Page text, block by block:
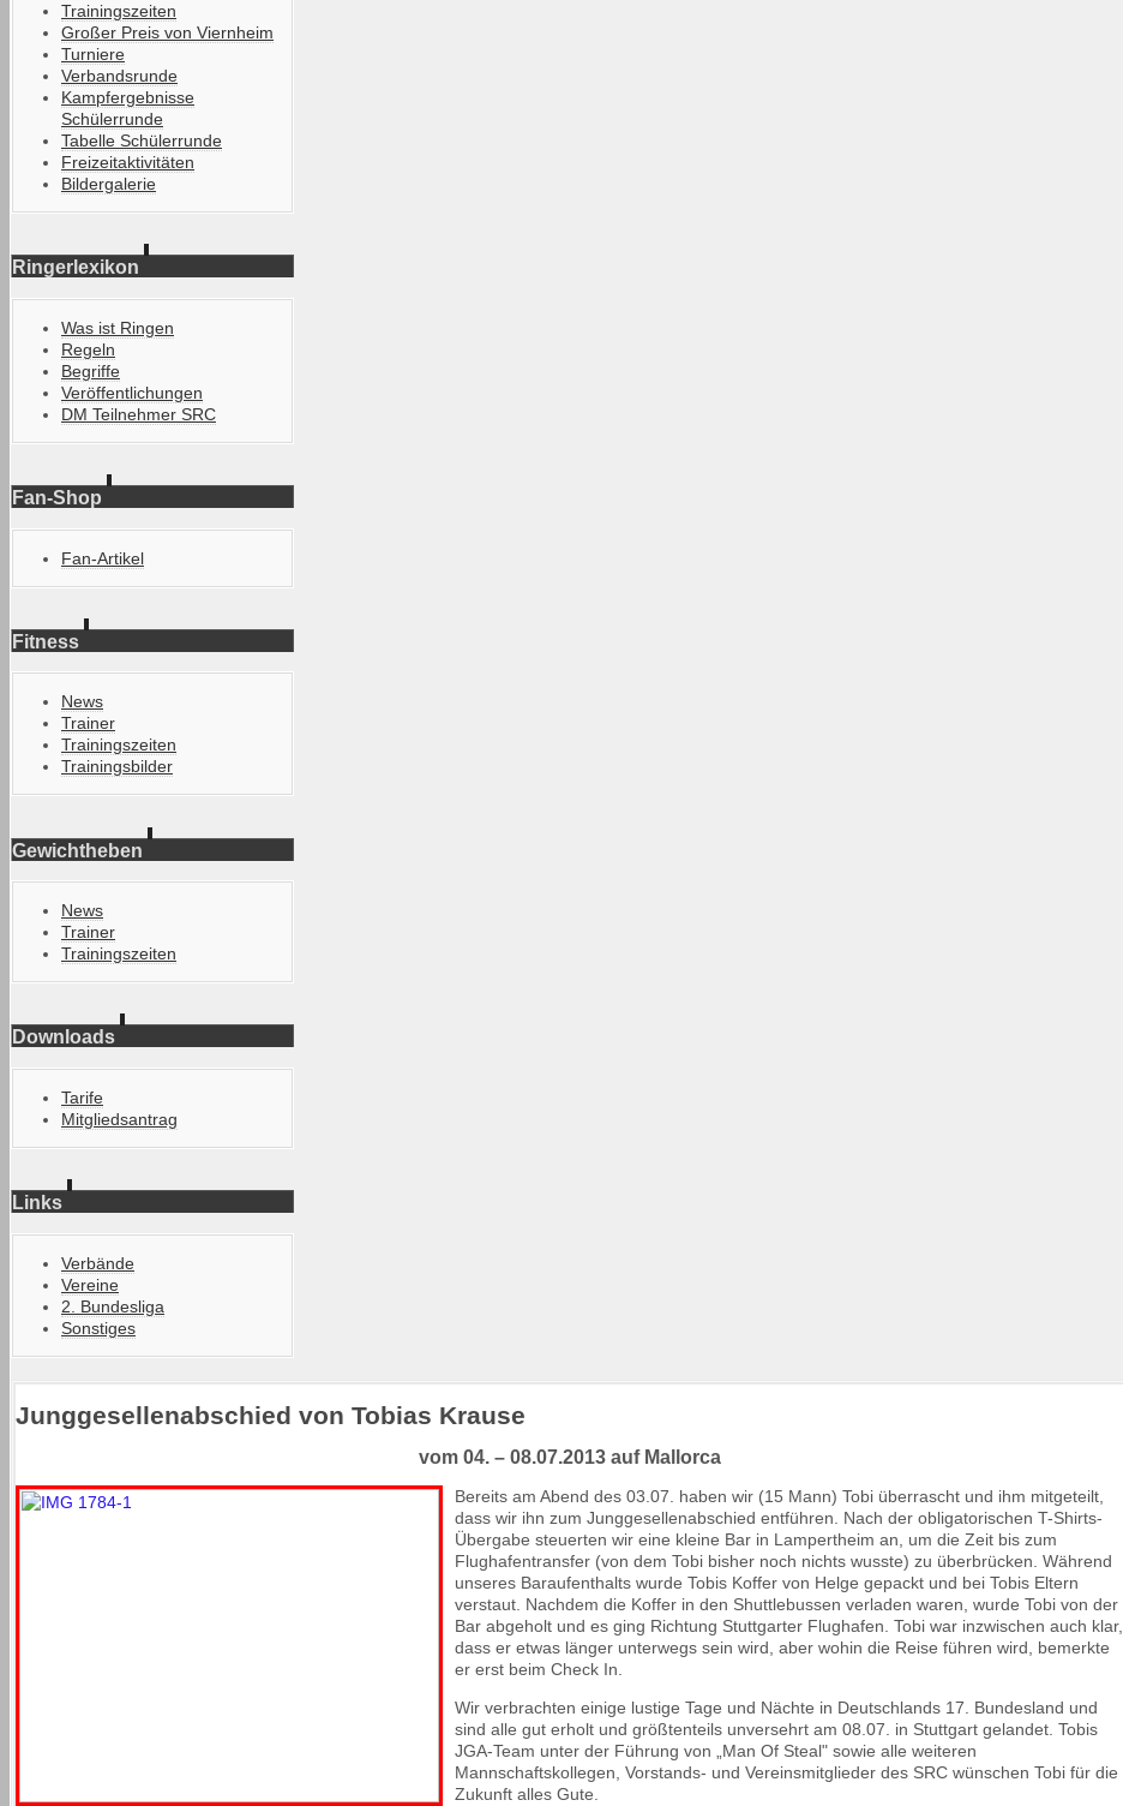
Trainingszeiten
Großer Preis von Viernheim
Turniere
Verbandsrunde
Kampfergebnisse
Schülerrunde
Tabelle Schülerrunde
Freizeitaktivitäten
Bildergalerie
Ringerlexikon
Was ist Ringen
Regeln
Begriffe
Veröffentlichungen
DM Teilnehmer SRC
Fan-Shop
Fan-Artikel
Fitness
News
Trainer
Trainingszeiten
Trainingsbilder
Gewichtheben
News
Trainer
Trainingszeiten
Downloads
Tarife
Mitgliedsantrag
Links
Verbände
Vereine
2. Bundesliga
Sonstiges
Junggesellenabschied von Tobias Krause
vom 04. – 08.07.2013 auf Mallorca
Bereits am Abend des 03.07. haben wir (15 Mann) Tobi überrascht und ihm mitgeteilt,
dass wir ihn zum Junggesellenabschied entführen. Nach der obligatorischen T-Shirts-
Übergabe steuerten wir eine kleine Bar in Lampertheim an, um die Zeit bis zum
Flughafentransfer (von dem Tobi bisher noch nichts wusste) zu überbrücken. Während
unseres Baraufenthalts wurde Tobis Koffer von Helge gepackt und bei Tobis Eltern
verstaut. Nachdem die Koffer in den Shuttlebussen verladen waren, wurde Tobi von der
Bar abgeholt und es ging Richtung Stuttgarter Flughafen. Tobi war inzwischen auch klar,
dass er etwas länger unterwegs sein wird, aber wohin die Reise führen wird, bemerkte
er erst beim Check In.
Wir verbrachten einige lustige Tage und Nächte in Deutschlands 17. Bundesland und
sind alle gut erholt und größtenteils unversehrt am 08.07. in Stuttgart gelandet. Tobis
JGA-Team unter der Führung von „Man Of Steal" sowie alle weiteren
Mannschaftskollegen, Vorstands- und Vereinsmitglieder des SRC wünschen Tobi für die
Zukunft alles Gute.